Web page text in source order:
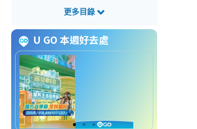
PMQ 玩嘢祭10大必睇本地潮玩品
牌
PMQ 玩嘢祭潮流品牌推介
︱1. The W.O.O.F. Club
PMQ 玩嘢祭潮流品牌推介
︱2. Alldaydreamfactory
PMQ 玩嘢祭潮流品牌推介
︱3. 回．微士多
Re.mini.Store
PMQ 玩嘢祭潮流品牌推介
U GO 本週好去處